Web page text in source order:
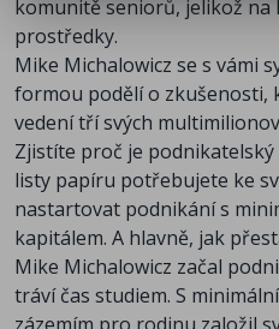
komunitě seniorů, jelikož na
prostředky.
Mike Michalowicz se s vámi
formou podělí o zkušenosti,
vedení tří svých
Zjistíte proč je
listy papíru potřebujete ke
nastartovat podnikání s
kapitálem. A hlavně, jak
Mike Michalowicz začal
tráví čas studiem. S